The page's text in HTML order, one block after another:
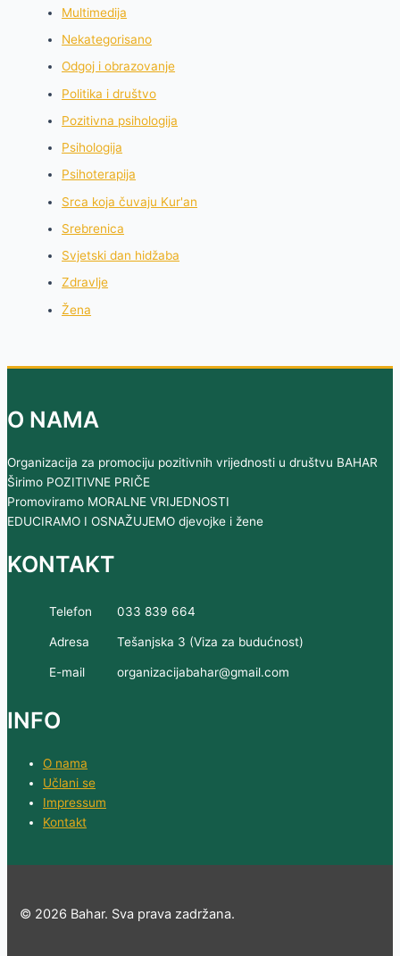
Multimedija
Nekategorisano
Odgoj i obrazovanje
Politika i društvo
Pozitivna psihologija
Psihologija
Psihoterapija
Srca koja čuvaju Kur'an
Srebrenica
Svjetski dan hidžaba
Zdravlje
Žena
O NAMA
Organizacija za promociju pozitivnih vrijednosti u društvu BAHAR
Širimo POZITIVNE PRIČE
Promoviramo MORALNE VRIJEDNOSTI
EDUCIRAMO I OSNAŽUJEMO djevojke i žene
KONTAKT
Telefon 033 839 664
Adresa Tešanjska 3 (Viza za budućnost)
E-mail organizacijabahar@gmail.com
INFO
O nama
Učlani se
Impressum
Kontakt
© 2026 Bahar. Sva prava zadržana.